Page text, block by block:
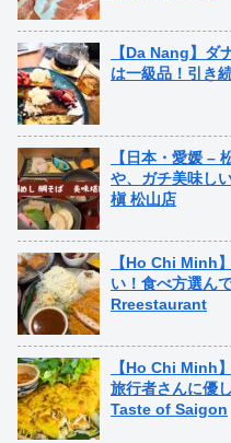
【Da Nang】ダ
は一級品！引き
【日本・愛媛 –
や、ガチ美味し
槇 松山店
【Ho Chi Minh
い！食べ方選ん
Rreestaurant
【Ho Chi Minh
旅行者さんに優
Taste of Saigon